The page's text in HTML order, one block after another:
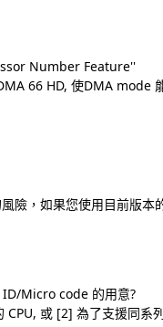
Number Feature''
66 HD, 使DMA mode
險，如果您使用目前版
ID/Micro code 的用意?
CPU, 或 [2] 為了支援同系